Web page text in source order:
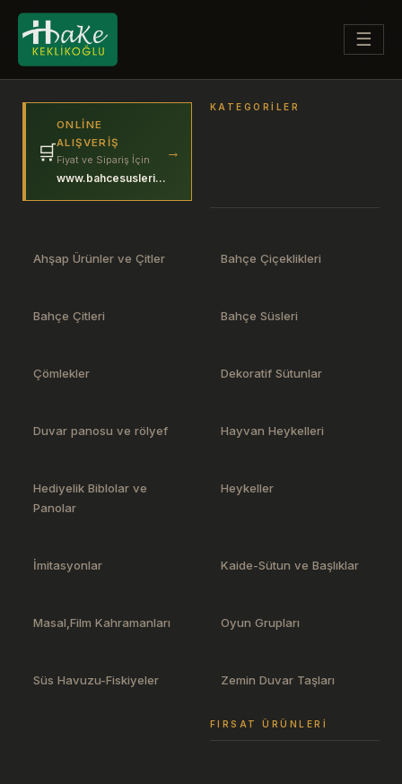
☰
🛒
ONLINE
ALIŞVERIŞ
Fiyat ve Sipariş İçin
www.bahcesuslerim.com
→
KATEGORILER
Ahşap Ürünler ve Çitler Bahçe Çiçeklikleri
Bahçe Çitleri Bahçe Süsleri
Çömlekler Dekoratif Sütunlar
Duvar panosu ve rölyef Hayvan Heykelleri
Hediyelik Biblolar ve
Panolar
Heykeller
İmitasyonlar Kaide-Sütun ve Başlıklar
Masal,Film Kahramanları Oyun Grupları
Süs Havuzu-Fiskiyeler Zemin Duvar Taşları
FIRSAT ÜRÜNLERI